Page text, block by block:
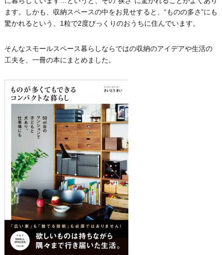
ます。しかも、収納スペースの中をお見せすると、“ものの多さ”にも
驚かれるという、1粒で2度びっくりのおうちに住んでいます。
そんなスモールスペース暮らしならではの収納のアイデアや生活の
工夫を、一冊の本にまとめました。